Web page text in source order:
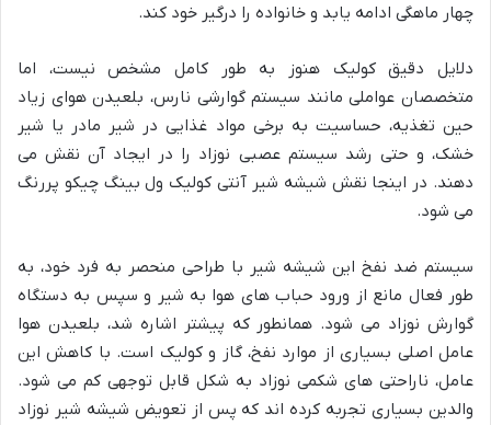
چهار ماهگی ادامه یابد و خانواده را درگیر خود کند.
دلایل دقیق کولیک هنوز به طور کامل مشخص نیست، اما
متخصصان عواملی مانند سیستم گوارشی نارس، بلعیدن هوای زیاد
حین تغذیه، حساسیت به برخی مواد غذایی در شیر مادر یا شیر
خشک، و حتی رشد سیستم عصبی نوزاد را در ایجاد آن نقش می
دهند. در اینجا نقش شیشه شیر آنتی کولیک ول بینگ چیکو پررنگ
می شود.
سیستم ضد نفخ این شیشه شیر با طراحی منحصر به فرد خود، به
طور فعال مانع از ورود حباب های هوا به شیر و سپس به دستگاه
گوارش نوزاد می شود. همانطور که پیشتر اشاره شد، بلعیدن هوا
عامل اصلی بسیاری از موارد نفخ، گاز و کولیک است. با کاهش این
عامل، ناراحتی های شکمی نوزاد به شکل قابل توجهی کم می شود.
والدین بسیاری تجربه کرده اند که پس از تعویض شیشه شیر نوزاد